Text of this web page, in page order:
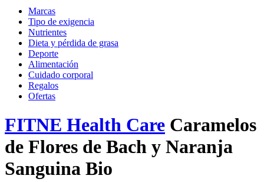
Marcas
Tipo de exigencia
Nutrientes
Dieta y pérdida de grasa
Deporte
Alimentación
Cuidado corporal
Regalos
Ofertas
FITNE Health Care Caramelos
de Flores de Bach y Naranja
Sanguina Bio